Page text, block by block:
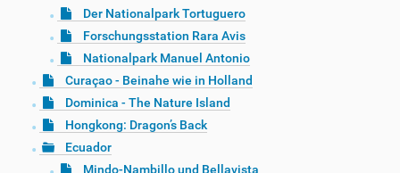
Der Nationalpark Tortuguero
Forschungsstation Rara Avis
Nationalpark Manuel Antonio
Curaçao - Beinahe wie in Holland
Dominica - The Nature Island
Hongkong: Dragon’s Back
Ecuador
Mindo-Nambillo und Bellavista